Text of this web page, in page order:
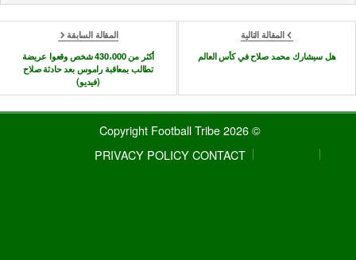
المقالة التالية
هل سيشارك محمد صلاح في كأس العالم
المقالة السابقة
أكثر من 430،000 شخص وقعوا عريضة
تطالب بمعاقبة راموس بعد حادثة صلاح
(فيديو)
© 2026 Copyright Football Tribe
CONTACT
PRIVACY POLICY